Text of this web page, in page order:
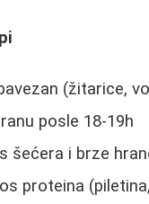
(žitarice,
posle 18-19h
šećera i brze
proteina